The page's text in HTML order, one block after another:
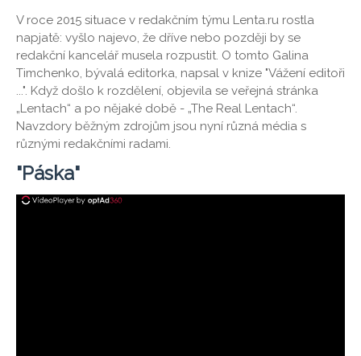
V roce 2015 situace v redakčním týmu Lenta.ru rostla
napjatě: vyšlo najevo, že dříve nebo později by se
redakční kancelář musela rozpustit. O tomto Galina
Timchenko, bývalá editorka, napsal v knize "Vážení editoři
...". Když došlo k rozdělení, objevila se veřejná stránka
„Lentach“ a po nějaké době - ​​„The Real Lentach“.
Navzdory běžným zdrojům jsou nyní různá média s
různými redakčními radami.
"Páska"